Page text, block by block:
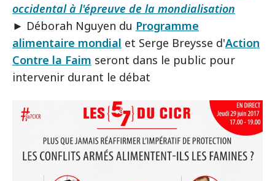
occidental à l'épreuve de la mondialisation
► Déborah Nguyen du Programme
alimentaire mondial et Serge Breysse d'Action
Contre la Faim seront dans le public pour
intervenir durant le débat